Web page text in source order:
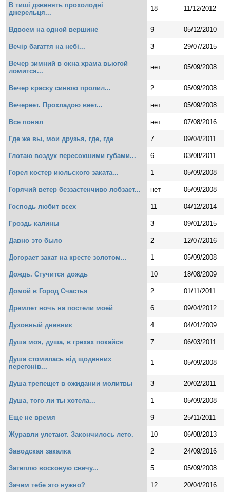
В тиші дзвенять прохолодні
джерельця...
18 11/12/2012
Вдвоем на одной вершине 9 05/12/2010
Вечір багаття на небі... 3 29/07/2015
Вечер зимний в окна храма вьюгой
ломится...
нет 05/09/2008
Вечер краску синюю пролил... 2 05/09/2008
Вечереет. Прохладою веет... нет 05/09/2008
Все понял нет 07/08/2016
Где же вы, мои друзья, где, где 7 09/04/2011
Глотаю воздух пересохшими губами... 6 03/08/2011
Горел костер июльского заката... 1 05/09/2008
Горячий ветер беззастенчиво лобзает... нет 05/09/2008
Господь любит всех 11 04/12/2014
Гроздь калины 3 09/01/2015
Давно это было 2 12/07/2016
Догорает закат на кресте золотом... 1 05/09/2008
Дождь. Стучится дождь 10 18/08/2009
Домой в Город Счастья 2 01/11/2011
Дремлет ночь на постели моей 6 09/04/2012
Духовный дневник 4 04/01/2009
Душа моя, душа, в грехах покайся 7 06/03/2011
Душа стомилась від щоденних
перегонів...
1 05/09/2008
Душа трепещет в ожидании молитвы 3 20/02/2011
Душа, того ли ты хотела... 1 05/09/2008
Еще не время 9 25/11/2011
Журавли улетают. Закончилось лето. 10 06/08/2013
Заводская закалка 2 24/09/2016
Затеплю восковую свечу... 5 05/09/2008
Зачем тебе это нужно? 12 20/04/2016